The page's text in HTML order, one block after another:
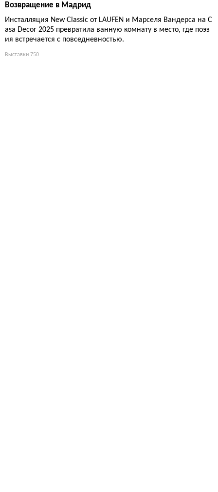
Возвращение в Мадрид
Инсталляция New Classic от LAUFEN и Марселя Вандерса на C
asa Decor 2025 превратила ванную комнату в место, где поэз
ия встречается с повседневностью.
Выставки 750